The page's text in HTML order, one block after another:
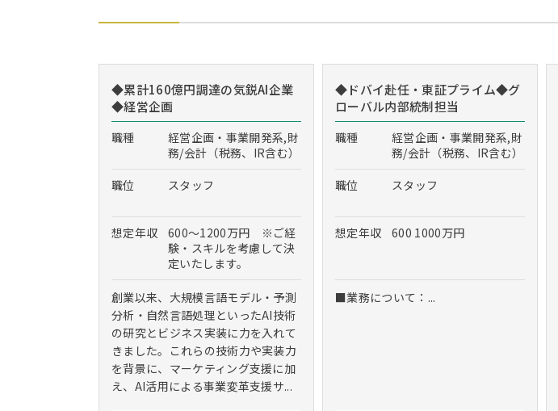
◆累計160億円調達の気鋭AI企業
◆経営企画
職種
経営企画・事業開発系,財
務/会計（税務、IR含む）
職位
スタッフ
想定年収
600～1200万円 ※ご経
験・スキルを考慮して決
定いたします。
創業以来、大規模言語モデル・予測
分析・自然言語処理といったAI技術
の研究とビジネス実装に力を入れて
きました。これらの技術力や実装力
を背景に、マーケティング支援に加
え、AI活用による事業変革支援サ...
◆ドバイ赴任・東証プライム◆グ
ローバル内部統制担当
職種
経営企画・事業開発系,財
務/会計（税務、IR含む）
職位
スタッフ
想定年収 600 1000万円
■業務について：...